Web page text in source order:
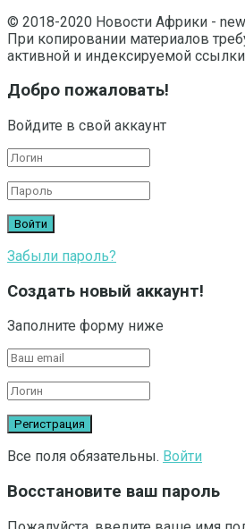
© 2018-2020 Новости Африки -
При копировании материалов
активной и индексируемой ссылки
Добро пожаловать!
Войдите в свой аккаунт
Забыли пароль?
Создать новый аккаунт!
Заполните форму ниже
Все поля обязательны. Войти
Восстановите ваш пароль